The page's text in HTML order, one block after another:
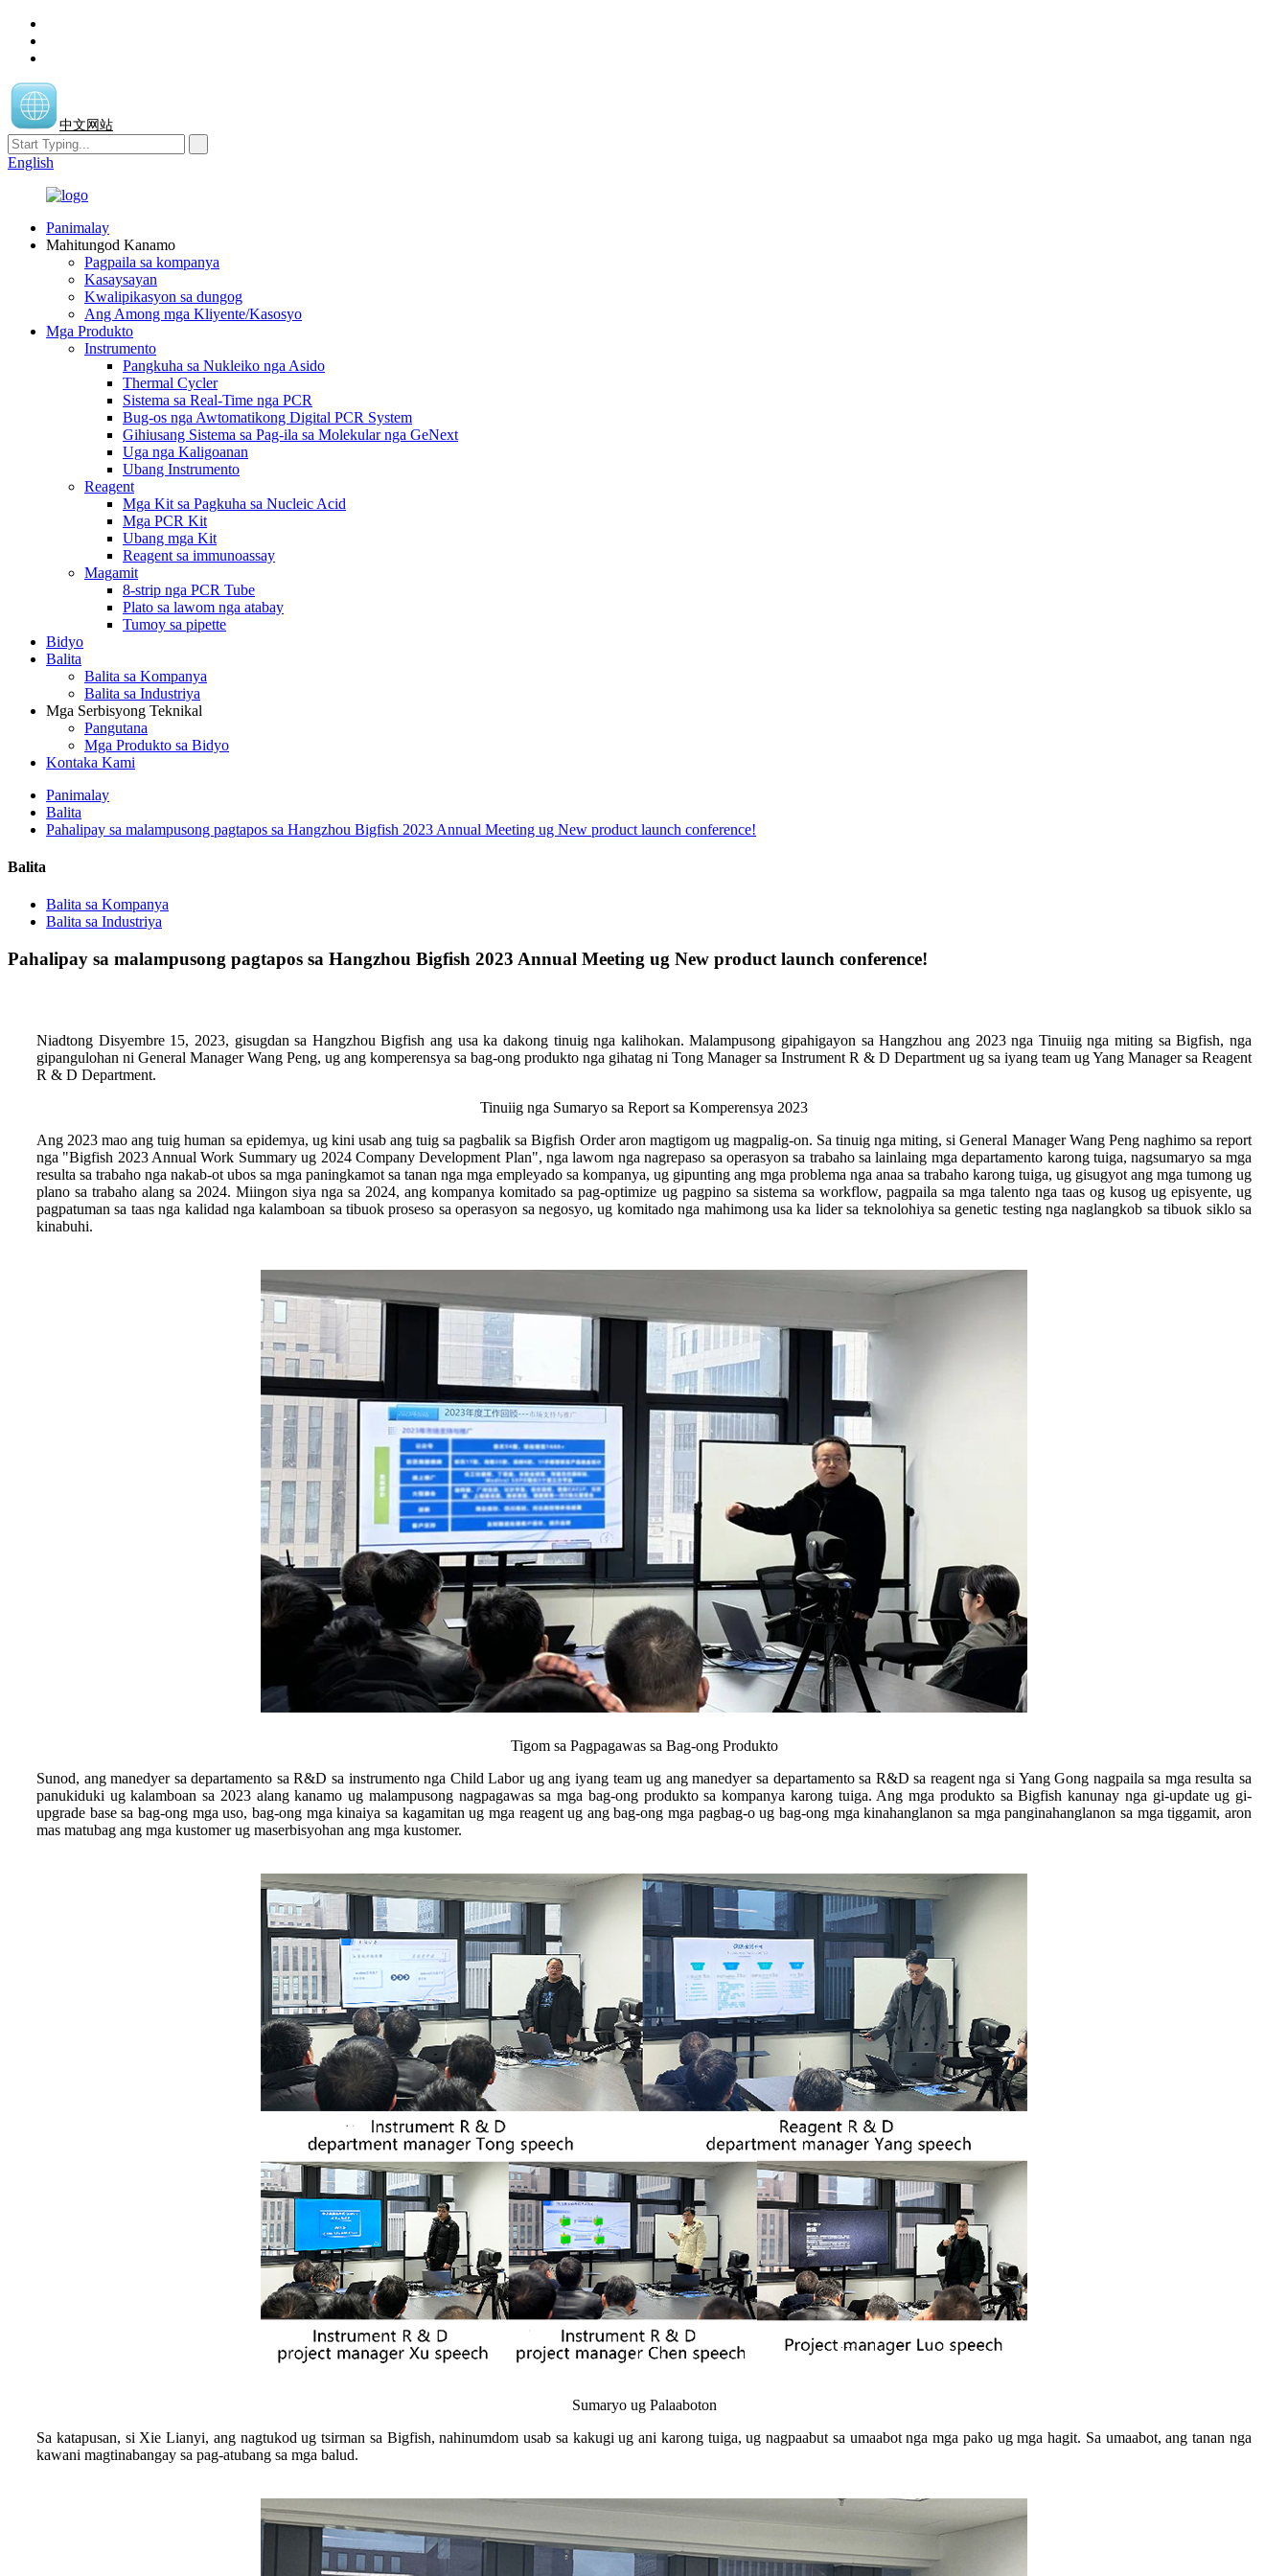
中文网站
English
Panimalay
Mahitungod Kanamo
Pagpaila sa kompanya
Kasaysayan
Kwalipikasyon sa dungog
Ang Among mga Kliyente/Kasosyo
Mga Produkto
Instrumento
Pangkuha sa Nukleiko nga Asido
Thermal Cycler
Sistema sa Real-Time nga PCR
Bug-os nga Awtomatikong Digital PCR System
Gihiusang Sistema sa Pag-ila sa Molekular nga GeNext
Uga nga Kaligoanan
Ubang Instrumento
Reagent
Mga Kit sa Pagkuha sa Nucleic Acid
Mga PCR Kit
Ubang mga Kit
Reagent sa immunoassay
Magamit
8-strip nga PCR Tube
Plato sa lawom nga atabay
Tumoy sa pipette
Bidyo
Balita
Balita sa Kompanya
Balita sa Industriya
Mga Serbisyong Teknikal
Pangutana
Mga Produkto sa Bidyo
Kontaka Kami
Panimalay
Balita
Pahalipay sa malampusong pagtapos sa Hangzhou Bigfish 2023 Annual Meeting ug New product launch conference!
Balita
Balita sa Kompanya
Balita sa Industriya
Pahalipay sa malampusong pagtapos sa Hangzhou Bigfish 2023 Annual Meeting ug New product launch conference!
Niadtong Disyembre 15, 2023, gisugdan sa Hangzhou Bigfish ang usa ka dakong tinuig nga kalihokan. Malampusong gipahigayon sa Hangzhou ang 2023 nga Tinuiig nga miting sa Bigfish, nga
gipangulohan ni General Manager Wang Peng, ug ang komperensya sa bag-ong produkto nga gihatag ni Tong Manager sa Instrument R & D Department ug sa iyang team ug Yang Manager sa Reagent
R & D Department.
Tinuiig nga Sumaryo sa Report sa Komperensya 2023
Ang 2023 mao ang tuig human sa epidemya, ug kini usab ang tuig sa pagbalik sa Bigfish Order aron magtigom ug magpalig-on. Sa tinuig nga miting, si General Manager Wang Peng naghimo sa report
nga "Bigfish 2023 Annual Work Summary ug 2024 Company Development Plan", nga lawom nga nagrepaso sa operasyon sa trabaho sa lainlaing mga departamento karong tuiga, nagsumaryo sa mga
resulta sa trabaho nga nakab-ot ubos sa mga paningkamot sa tanan nga mga empleyado sa kompanya, ug gipunting ang mga problema nga anaa sa trabaho karong tuiga, ug gisugyot ang mga tumong ug
plano sa trabaho alang sa 2024. Miingon siya nga sa 2024, ang kompanya komitado sa pag-optimize ug pagpino sa sistema sa workflow, pagpaila sa mga talento nga taas og kusog ug episyente, ug
pagpatuman sa taas nga kalidad nga kalamboan sa tibuok proseso sa operasyon sa negosyo, ug komitado nga mahimong usa ka lider sa teknolohiya sa genetic testing nga naglangkob sa tibuok siklo sa
kinabuhi.
Tigom sa Pagpagawas sa Bag-ong Produkto
Sunod, ang manedyer sa departamento sa R&D sa instrumento nga Child Labor ug ang iyang team ug ang manedyer sa departamento sa R&D sa reagent nga si Yang Gong nagpaila sa mga resulta sa
panukiduki ug kalamboan sa 2023 alang kanamo ug malampusong nagpagawas sa mga bag-ong produkto sa kompanya karong tuiga. Ang mga produkto sa Bigfish kanunay nga gi-update ug gi-
upgrade base sa bag-ong mga uso, bag-ong mga kinaiya sa kagamitan ug mga reagent ug ang bag-ong mga pagbag-o ug bag-ong mga kinahanglanon sa mga panginahanglanon sa mga tiggamit, aron
mas matubag ang mga kustomer ug maserbisyohan ang mga kustomer.
Sumaryo ug Palaaboton
Sa katapusan, si Xie Lianyi, ang nagtukod ug tsirman sa Bigfish, nahinumdom usab sa kakugi ug ani karong tuiga, ug nagpaabut sa umaabot nga mga pako ug mga hagit. Sa umaabot, ang tanan nga
kawani magtinabangay sa pag-atubang sa mga balud.